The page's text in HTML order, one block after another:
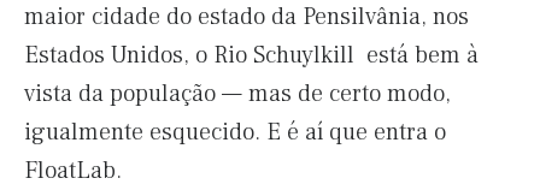
maior cidade do estado da Pensilvânia, nos
Estados Unidos, o Rio Schuylkill está bem à
vista da população — mas de certo modo,
igualmente esquecido. E é aí que entra o
FloatLab.